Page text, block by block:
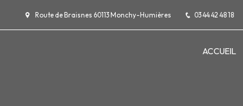
Route de Braisnes 60113 Monchy-Humières 03 44 42 48 18
ACCUEIL